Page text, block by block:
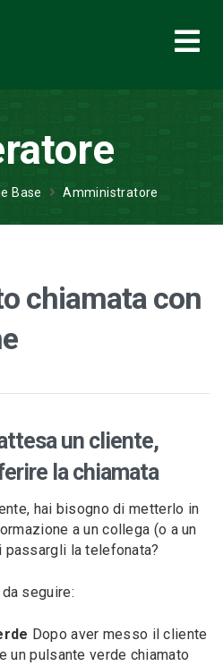
Base Amministratore
chiamata con
un cliente,
la chiamata
hai bisogno di metterlo in
a un collega (o a un
passargli la telefonata?
seguire:
Dopo aver messo il cliente
un pulsante verde chiamato